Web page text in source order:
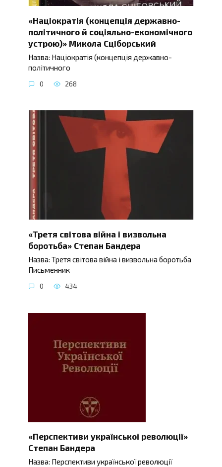
«Націократія (концепція державно-
політичного й соціяльно-економічного
устрою)» Микола Сціборський
Назва: Націократія (концепція державно-
політичного
0 268
«Третя світова війна і визвольна
боротьба» Степан Бандера
Назва: Третя світова війна і визвольна боротьба
Письменник
0 434
«Перспективи української революції»
Степан Бандера
Назва: Перспективи української революції